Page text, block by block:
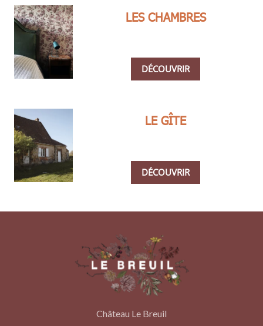
LES CHAMBRES
DÉCOUVRIR
LE GÎTE
DÉCOUVRIR
Château Le Breuil